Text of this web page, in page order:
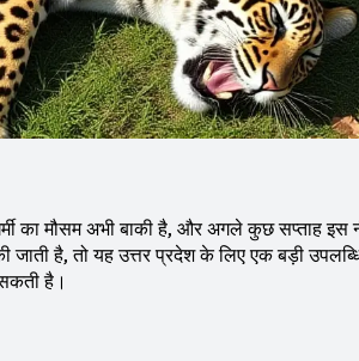
का मौसम अभी बाकी है, और अगले कुछ सप्ताह इस
है, तो यह उत्तर प्रदेश के लिए एक बड़ी
है।